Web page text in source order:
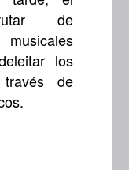
de
los
de